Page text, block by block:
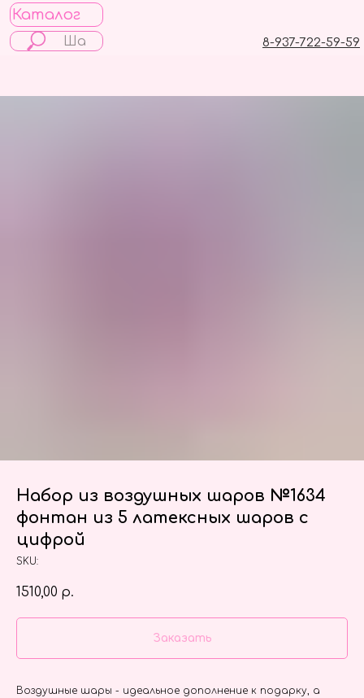
Каталог
8-937-722-59-59
Набор из воздушных шаров №1634
фонтан из 5 латексных шаров с
цифрой
SKU:
1510,00 р.
Заказать
Воздушные шары - идеальное дополнение к подарку, а